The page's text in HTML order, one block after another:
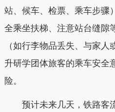
站、候车、检票、乘车步骤
全乘坐扶梯、注意站台缝隙
（如行李物品丢失、与家
升研学团体旅客的乘车安全
险。
预计未来几天，铁路客